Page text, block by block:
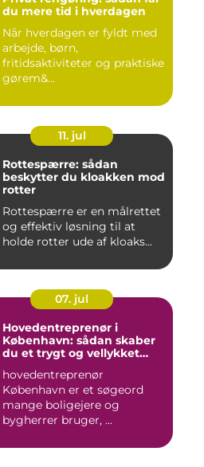
du mere tid i hverdagen
Når hverdagen er fyldt med
arbejde, børn,
fritidsaktiviteter og praktiske
gørem&...
11. jul
Rottespærre: sådan
beskytter du kloakken mod
rotter
Rottespærre er en målrettet
og effektiv løsning til at
holde rotter ude af kloaks...
07. jul
Hovedentreprenør i
København: sådan skaber
du et trygt og vellykket
hovedentreprenør
København er et søgeord
mange boligejere og
bygherrer bruger, ...